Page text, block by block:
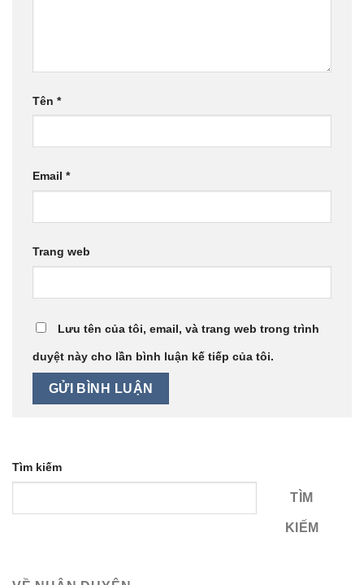
Tên *
Email *
Trang web
Lưu tên của tôi, email, và trang web trong trình
duyệt này cho lần bình luận kế tiếp của tôi.
Tìm kiếm
TÌM
KIẾM